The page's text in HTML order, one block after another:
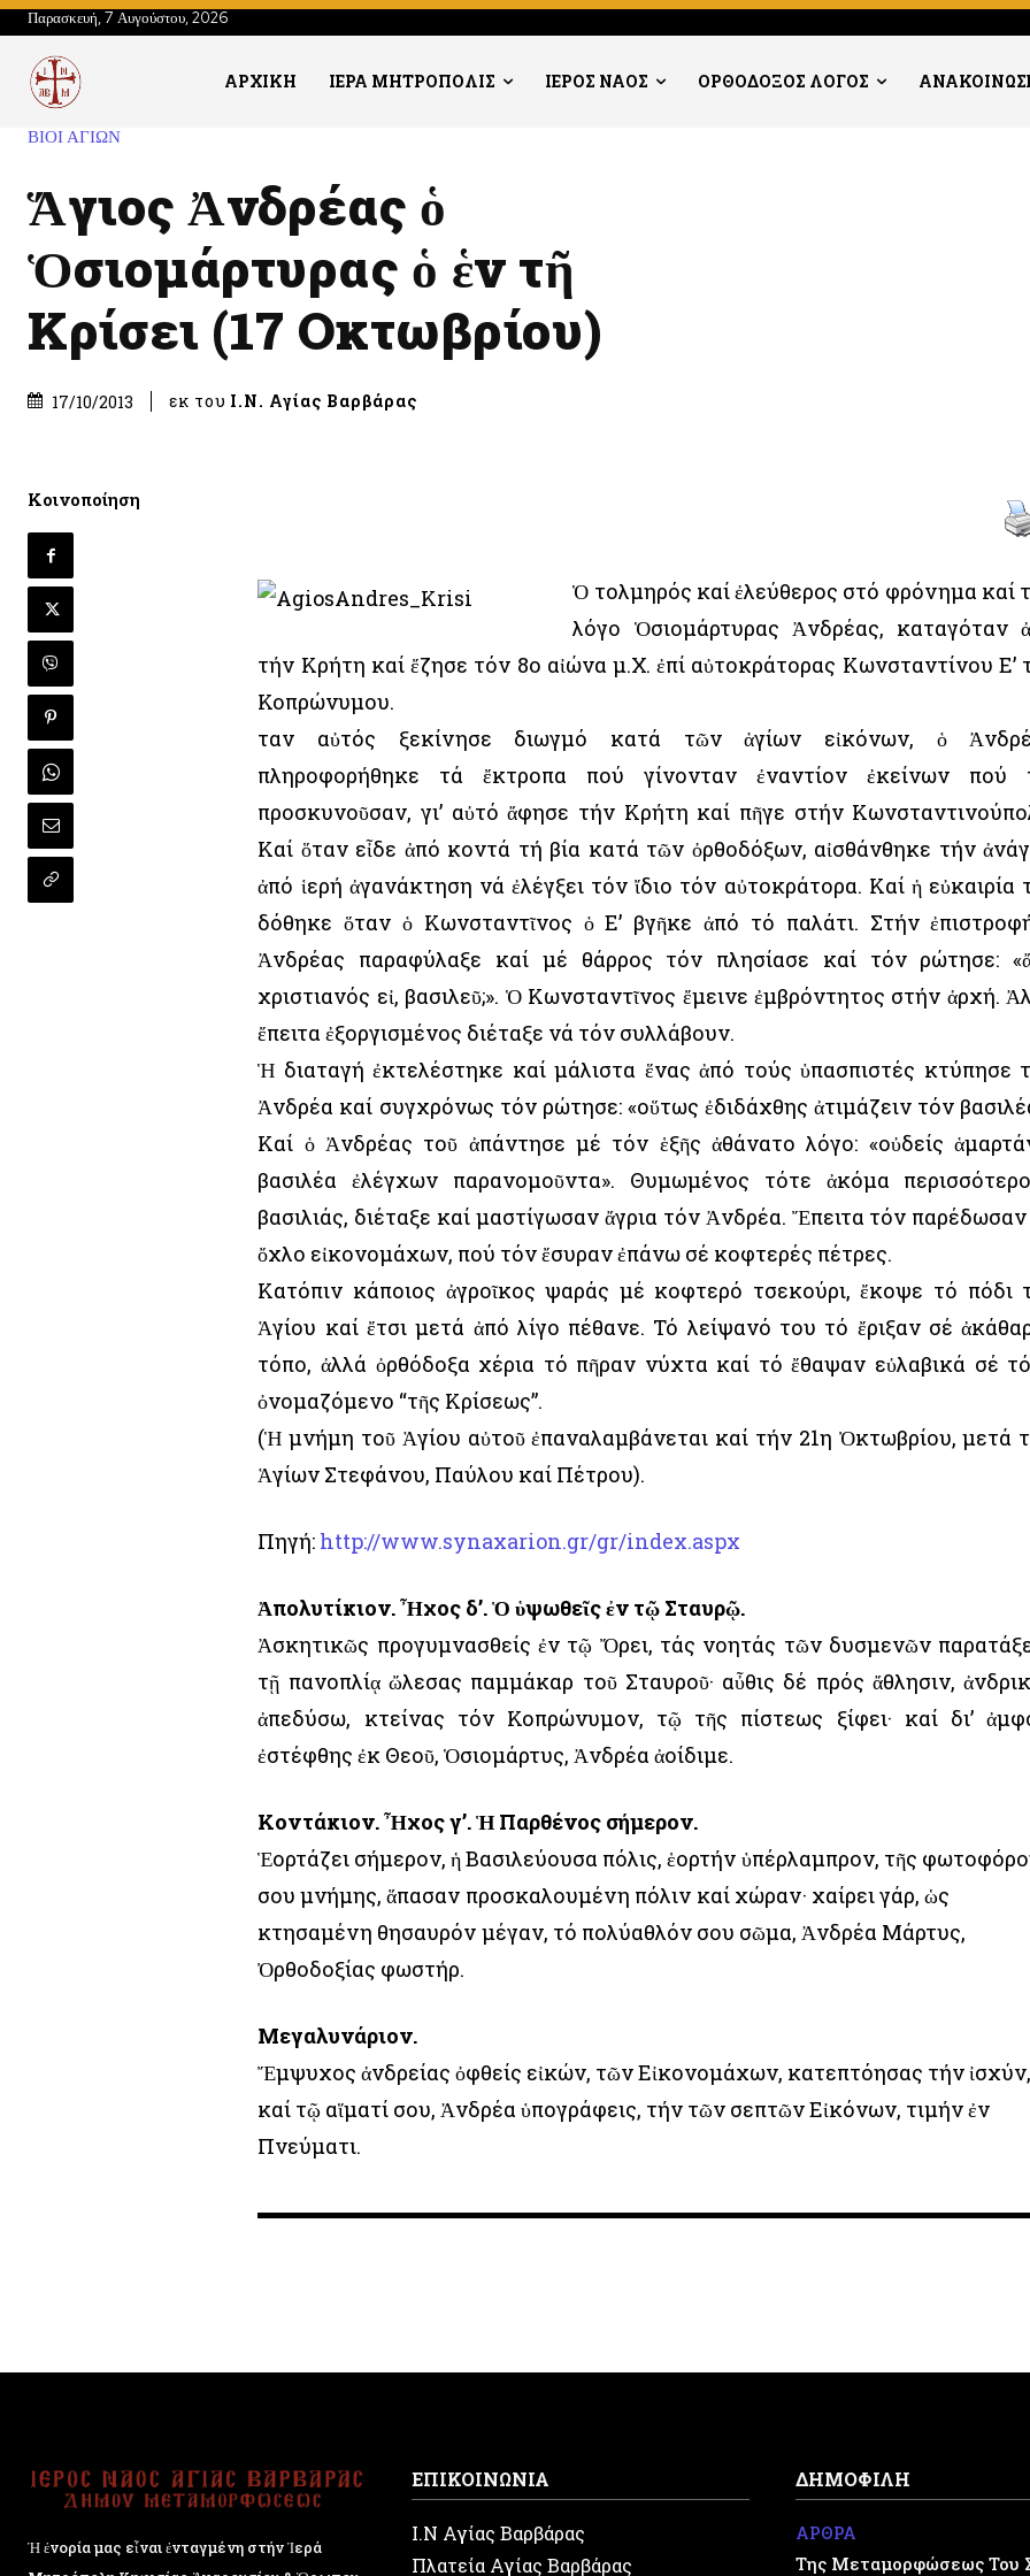
Παρασκευή, 7 Αυγούστου, 2026
ΑΡΧΙΚΗ ΙΕΡΑ ΜΗΤΡΟΠΟΛΙΣ ΙΕΡΟΣ ΝΑΟΣ ΟΡΘΟΔΟΞΟΣ ΛΟΓΟΣ
ΒΙΟΙ ΑΓΙΩΝ
Ἅγιος Ἀνδρέας ὁ
Ὁσιομάρτυρας ὁ ἑν τῆ
Κρίσει (17 Οκτωβρίου)
17/10/2013 εκ του Ι.Ν. Αγίας Βαρβάρας
Κοινοποίηση
Ὁ τολμηρός καί ἐλεύθερος στό φρόνημα καί
λόγο Ὁσιομάρτυρας Ἀνδρέας, καταγόταν
τήν Κρήτη καί ἔζησε τόν 8ο αἰώνα μ.Χ. ἐπί αὐτοκράτορας Κωνσταντίνου Ε’
Κοπρώνυμου.
Ὅταν αὐτός ξεκίνησε διωγμό κατά τῶν ἁγίων εἰκόνων, ὁ
πληροφορήθηκε τά ἔκτροπα πού γίνονταν ἐναντίον ἐκείνων πού
προσκυνοῦσαν, γι’ αὐτό ἄφησε τήν Κρήτη καί πῆγε στήν
Καί ὅταν εἶδε ἀπό κοντά τή βία κατά τῶν ὀρθοδόξων, αἰσθάνθηκε τήν
ἀπό ἱερή ἀγανάκτηση νά ἐλέγξει τόν ἴδιο τόν αὐτοκράτορα. Καί ἡ εὐκαιρία
δόθηκε ὅταν ὁ Κωνσταντῖνος ὁ Ε’ βγῆκε ἀπό τό παλάτι. Στήν
Ἀνδρέας παραφύλαξε καί μέ θάρρος τόν πλησίασε καί τόν ρώτησε:
χριστιανός εἰ, βασιλεῦ;». Ὁ Κωνσταντῖνος ἔμεινε ἐμβρόντητος στήν ἀρχή.
ἔπειτα ἐξοργισμένος διέταξε νά τόν συλλάβουν.
Ἡ διαταγή ἐκτελέστηκε καί μάλιστα ἕνας ἀπό τούς ὑπασπιστές κτύπησε
Ἀνδρέα καί συγχρόνως τόν ρώτησε: «οὕτως ἐδιδάχθης ἀτιμάζειν τόν
Καί ὁ Ἀνδρέας τοῦ ἀπάντησε μέ τόν ἑξῆς ἀθάνατο λόγο: «οὐδείς
βασιλέα ἐλέγχων παρανομοῦντα». Θυμωμένος τότε ἀκόμα
βασιλιάς, διέταξε καί μαστίγωσαν ἄγρια τόν Ἀνδρέα. Ἔπειτα τόν
ὄχλο εἰκονομάχων, πού τόν ἔσυραν ἐπάνω σέ κοφτερές πέτρες.
Κατόπιν κάποιος ἀγροῖκος ψαράς μέ κοφτερό τσεκούρι, ἔκοψε τό πόδι
Ἁγίου καί ἔτσι μετά ἀπό λίγο πέθανε. Τό λείψανό του τό ἔριξαν σέ
τόπο, ἀλλά ὀρθόδοξα χέρια τό πῆραν νύχτα καί τό ἔθαψαν εὐλαβικά σέ
ὀνομαζόμενο “τῆς Κρίσεως”.
(Ἡ μνήμη τοῦ Ἁγίου αὐτοῦ ἐπαναλαμβάνεται καί τήν 21η Ὀκτωβρίου, μετά
Ἁγίων Στεφάνου, Παύλου καί Πέτρου).
Πηγή: http://www.synaxarion.gr/gr/index.aspx
Ἀπολυτίκιον. Ἦχος δ’. Ὁ ὑψωθεῖς ἐν τῷ Σταυρῷ.
Ἀσκητικῶς προγυμνασθείς ἐν τῷ Ὄρει, τάς νοητάς τῶν δυσμενῶν
τῇ πανοπλίᾳ ὤλεσας παμμάκαρ τοῦ Σταυροῦ· αὖθις δέ πρός ἄθλησιν,
ἀπεδύσω, κτείνας τόν Κοπρώνυμον, τῷ τῆς πίστεως ξίφει· καί δι’
ἐστέφθης ἐκ Θεοῦ, Ὁσιομάρτυς, Ἀνδρέα ἀοίδιμε.
Κοvτάκιον. Ἦχος γ’. Ἡ Παρθένος σήμερον.
Ἑορτάζει σήμερον, ἡ Βασιλεύουσα πόλις, ἑορτήv ὑπέρλαμπρον, τῆς
σου μνήμης, ἅπασαv προσκαλουμένη πόλιv καί χώραv· χαίρει γάρ, ὡς
κτησαμένη θησαυρόv μέγαν, τό πολύαθλόν σου σῶμα, Ἀνδρέα Μάρτυς,
Ὀρθοδοξίας φωστήρ.
Μεγαλυνάριον.
Ἔμψυχος ἀνδρείας ὀφθείς εἰκών, τῶν Εἰκονομάχων, κατεπτόησας τήν ἰσχύν,
καί τῷ αἵματί σου, Ἀνδρέα ὑπογράφεις, τήν τῶν σεπτῶν Εἰκόνων, τιμήν ἐν
Πνεύματι.
Ἡ ἐνορία μας εἶναι ἐνταγμένη στήν Ἱερά
ΕΠΙΚΟΙΝΩΝΙΑ
Ι.Ν Αγίας Βαρβάρας
Πλατεία Αγίας Βαρβάρας
ΔΗΜΟΦΙΛΗ
ΑΡΘΡΑ
Της Μεταμορφώσεως Του